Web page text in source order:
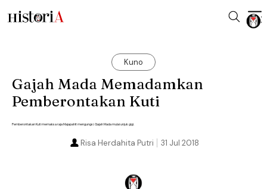
Kuno
Gajah Mada Memadamkan
Pemberontakan Kuti
Pemberontakan Kuti memaksa raja Majapahit mengungsi. Gajah Mada mulai unjuk gigi.
31 Jul 2018
Risa Herdahita Putri